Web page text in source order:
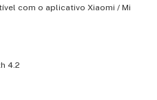
com o aplicativo Xiaomi / Mi
4.2